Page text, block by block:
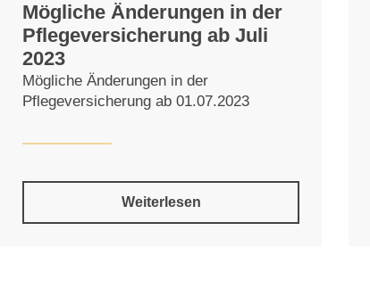
Mögliche Änderungen in der
Pflegeversicherung ab Juli
2023
Mögliche Änderungen in der
Pflegeversicherung ab 01.07.2023
Weiterlesen